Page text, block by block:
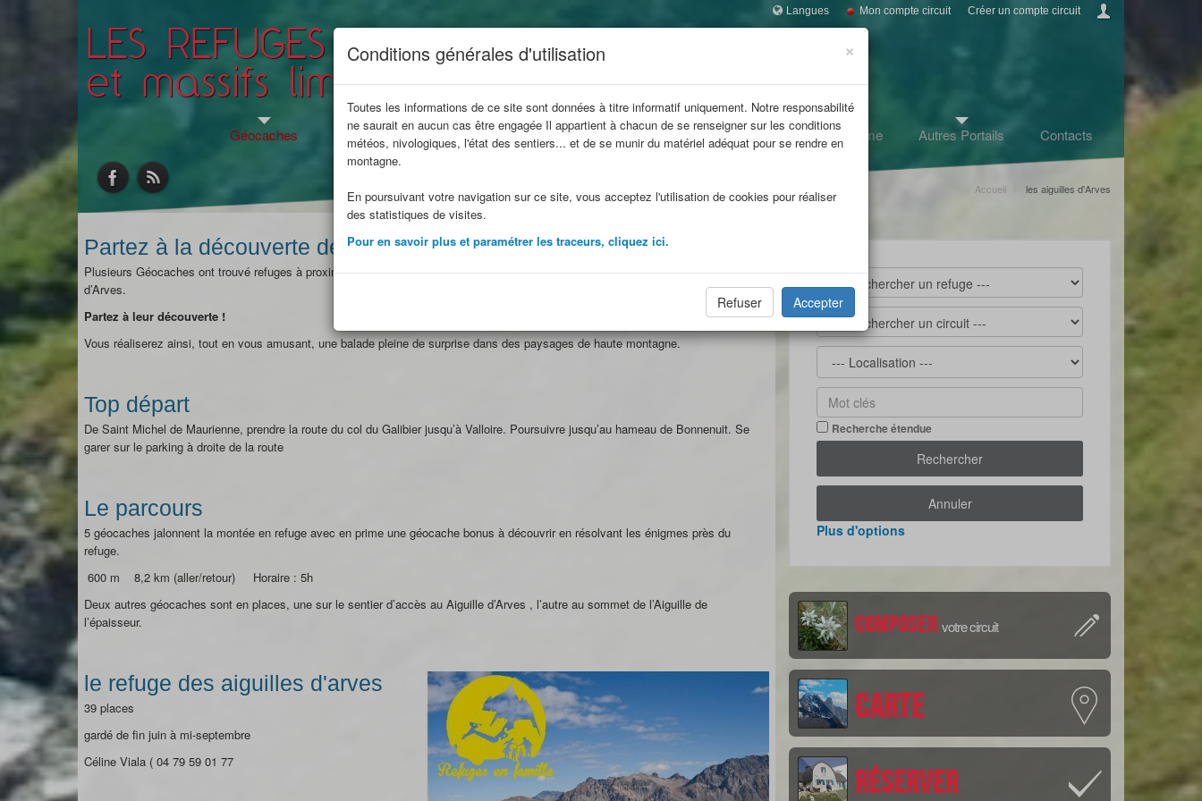
×
Conditions générales d'utilisation
Toutes les informations de ce site sont données à titre informatif uniquement. Notre responsabilité
ne saurait en aucun cas être engagée Il appartient à chacun de se renseigner sur les conditions
météos, nivologiques, l'état des sentiers... et de se munir du matériel adéquat pour se rendre en
montagne.
En poursuivant votre navigation sur ce site, vous acceptez l'utilisation de cookies pour réaliser
des statistiques de visites.
Pour en savoir plus et paramétrer les traceurs, cliquez ici.
Refuser Accepter
Langues Mon compte circuit Créer un compte circuit
LES REFUGES DE SAVOIE
et massifs limitrophes
Géocaches Jeunes en refuge Refuges en famille Refuges Itinérances Infos tourisme Autres Portails Contacts
Accueil les aiguilles d'Arves
Partez à la découverte des petits trésors
Plusieurs Géocaches ont trouvé refuges à proximité ou sur le chemin d'accès au refuge des Aiguilles
d’Arves.
Partez à leur découverte !
Vous réaliserez ainsi, tout en vous amusant, une balade pleine de surprise dans des paysages de haute montagne.
Top départ
De Saint Michel de Maurienne, prendre la route du col du Galibier jusqu’à Valloire. Poursuivre jusqu’au hameau de Bonnenuit. Se
garer sur le parking à droite de la route
Le parcours
5 géocaches jalonnent la montée en refuge avec en prime une géocache bonus à découvrir en résolvant les énigmes près du
refuge.
600 m 8,2 km (aller/retour) Horaire : 5h
Deux autres géocaches sont en places, une sur le sentier d’accès au Aiguille d’Arves , l’autre au sommet de l’Aiguille de
l’épaisseur.
le refuge des aiguilles d'arves
39 places
gardé de fin juin à mi-septembre
Céline Viala ( 04 79 59 01 77
Recherche étendue
Rechercher
Annuler
Plus d'options
Composer votre circuit
Carte
Réserver